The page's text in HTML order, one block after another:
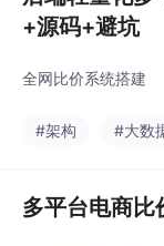
+源码+避坑
全网比价系统搭建
#架构 #大数
多平台电商比